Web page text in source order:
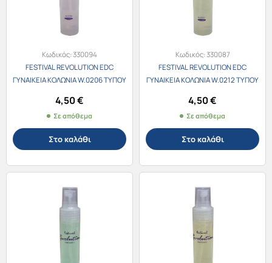
Κωδικός:330094
FESTIVAL REVOLUTION EDC
ΓΥΝΑΙΚΕΙΑ ΚΟΛΩΝΙΑ W.0206 ΤΥΠΟΥ
4,50€
Σε απόθεμα
Στο καλάθι
Κωδικός:330087
FESTIVAL REVOLUTION EDC
ΓΥΝΑΙΚΕΙΑ ΚΟΛΩΝΙΑ W.0212 ΤΥΠΟΥ
4,50€
Σε απόθεμα
Στο καλάθι